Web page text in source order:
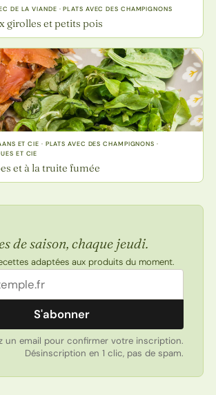
DE LA VIANDE · PLATS AVEC DES CHAMPIGNONS
girolles et petits pois
ET CIE · PLATS AVEC DES CHAMPIGNONS ·
ET CIE
et à la truite fumée
de saison, chaque jeudi.
adaptées aux produits du moment.
S'abonner
un email pour confirmer votre inscription.
Désinscription en 1 clic, pas de spam.